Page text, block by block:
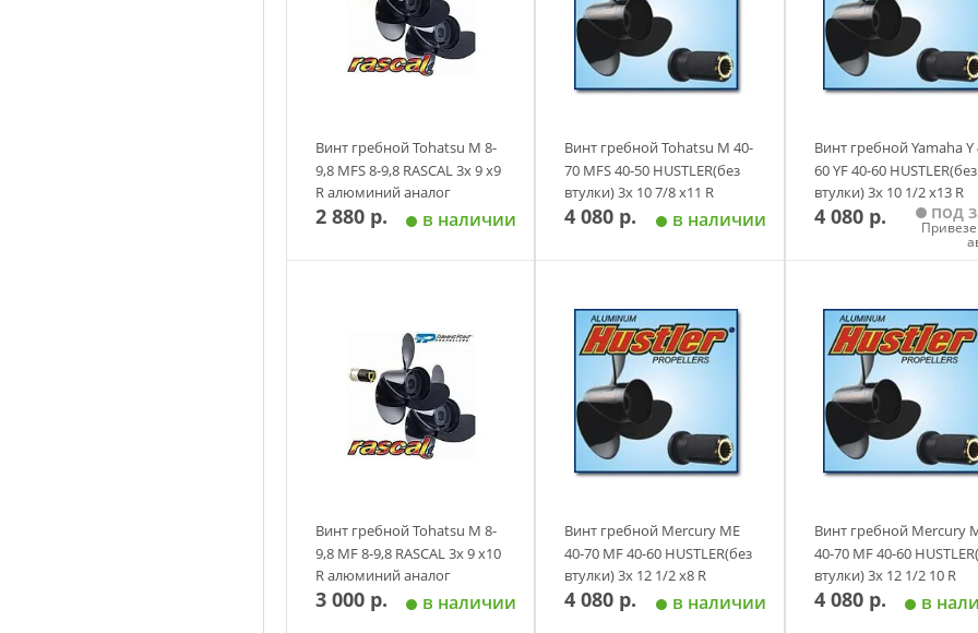
Винт гребной Tohatsu M 8-
9,8 MFS 8-9,8 RASCAL 3х 9 х9
R алюминий аналог
2 880 р. в наличии
Винт гребной Tohatsu M 40-
70 MFS 40-50 HUSTLER(без
втулки) 3х 10 7/8 х11 R
алюминий аналог
4 080 р. в наличии
Винт гребной Yamaha Y
60 YF 40-60 HUSTLER(без
втулки) 3х 10 1/2 х13 R
алюминий аналог
4 080 р. под
Винт гребной Tohatsu M 8-
9,8 MF 8-9,8 RASCAL 3х 9 х10
R алюминий аналог
3 000 р. в наличии
Винт гребной Mercury ME
40-70 MF 40-60 HUSTLER(без
втулки) 3х 12 1/2 х8 R
алюминий аналог
4 080 р. в наличии
Винт гребной Mercury
40-70 MF 40-60
втулки) 3х 12 1/2 10 R
алюминий аналог
4 080 р. в